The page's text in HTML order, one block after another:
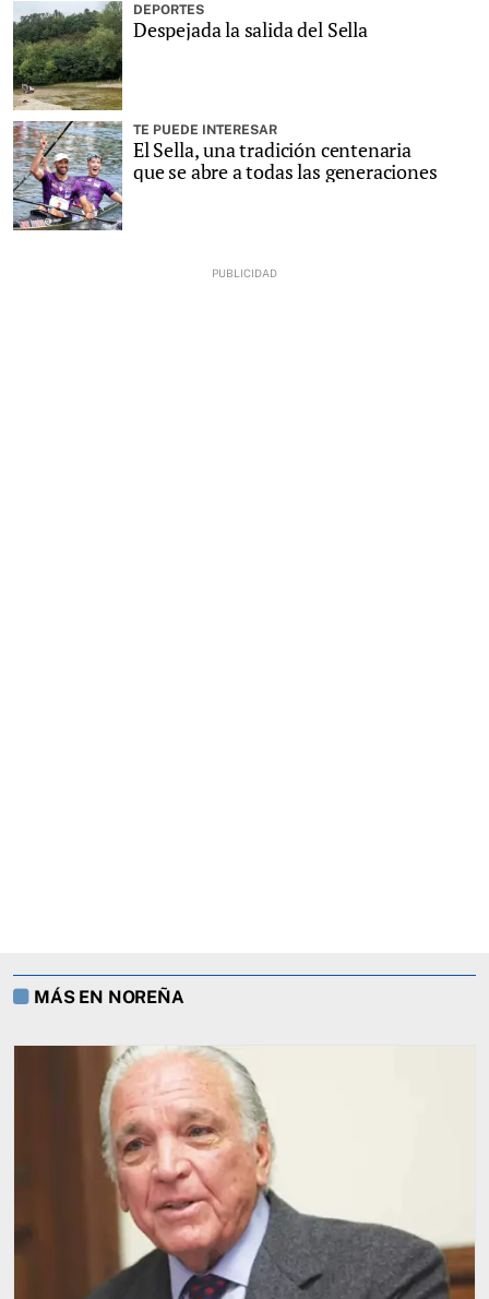
DEPORTES
Despejada la salida del Sella
TE PUEDE INTERESAR
El Sella, una tradición centenaria
que se abre a todas las generaciones
MÁS EN NOREÑA